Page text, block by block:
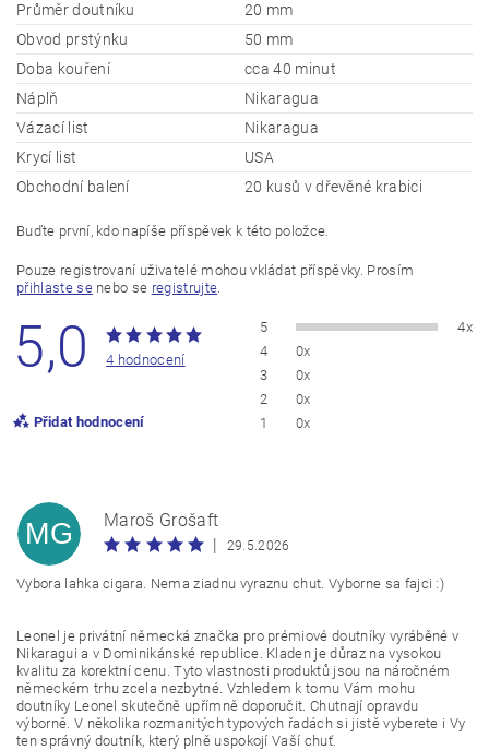
Průměr doutníku
20 mm
Obvod prstýnku
50 mm
Doba kouření
cca 40 minut
Náplň
Nikaragua
Vázací list
Nikaragua
Krycí list
USA
Obchodní balení
20 kusů v dřevěné krabici
Buďte první, kdo napíše příspěvek k této položce.
Pouze registrovaní uživatelé mohou vkládat příspěvky. Prosím
přihlaste senebo se registrujte
5,0 4 hodnocení
Přidat hodnocení
5
4x
4
0x
3
0x
2
0x
1
0x
MG
Maroš Grošaft
|
29.5.2026
Vybora lahka cigara. Nema ziadnu vyraznu chut. Vyborne sa fajci :)
Leonel je privátní německá značka pro prémiové doutníky vyráběné v
Nikaragui a v Dominikánské republice. Kladen je důraz na vysokou
kvalitu za korektní cenu. Tyto vlastnosti produktů jsou na náročném
německém trhu zcela nezbytné. Vzhledem k tomu Vám mohu
doutníky Leonel skutečně upřímně doporučit. Chutnají opravdu
výborně. V několika rozmanitých typových řadách si jistě vyberete i Vy
ten správný doutník, který plně uspokojí Vaší chuť.